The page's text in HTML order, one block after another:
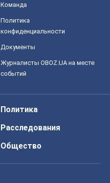
Команда
Политика
конфиденциальности
Документы
Журналисты OBOZ.UA на месте
событий
Политика
Расследования
Общество